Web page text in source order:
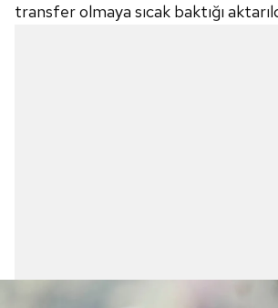
transfer olmaya sıcak baktığı